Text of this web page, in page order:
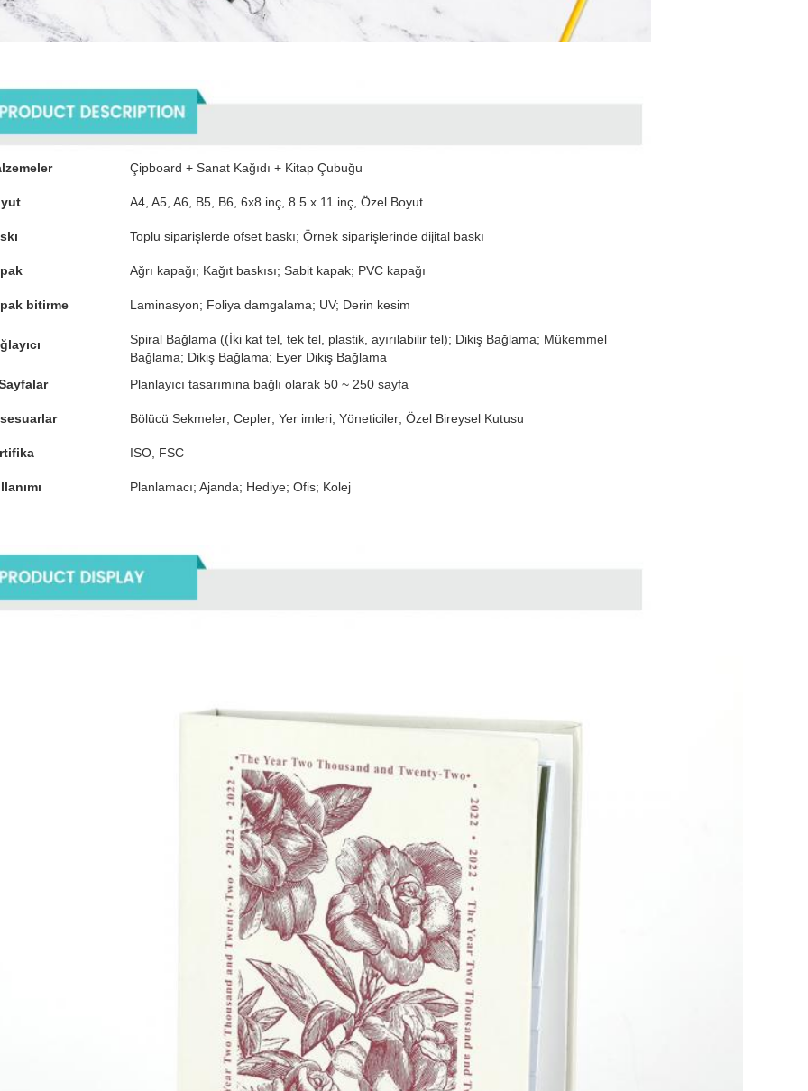
Çipboard + Sanat Kağıdı + Kitap Çubuğu
A4, A5, A6, B5, B6, 6x8 inç, 8.5 x 11 inç, Özel Boyut
Toplu siparişlerde ofset baskı; Örnek siparişlerinde dijital baskı
Ağrı kapağı; Kağıt baskısı; Sabit kapak; PVC kapağı
bitirme Laminasyon; Foliya damgalama; UV; Derin kesim
Spiral Bağlama ((İki kat tel, tek tel, plastik, ayırılabilir tel); Dikiş Bağlama; Mükemmel
Bağlama; Dikiş Bağlama; Eyer Dikiş Bağlama
Planlayıcı tasarımına bağlı olarak 50 ~ 250 sayfa
Bölücü Sekmeler; Cepler; Yer imleri; Yöneticiler; Özel Bireysel Kutusu
ISO, FSC
Planlamacı; Ajanda; Hediye; Ofis; Kolej